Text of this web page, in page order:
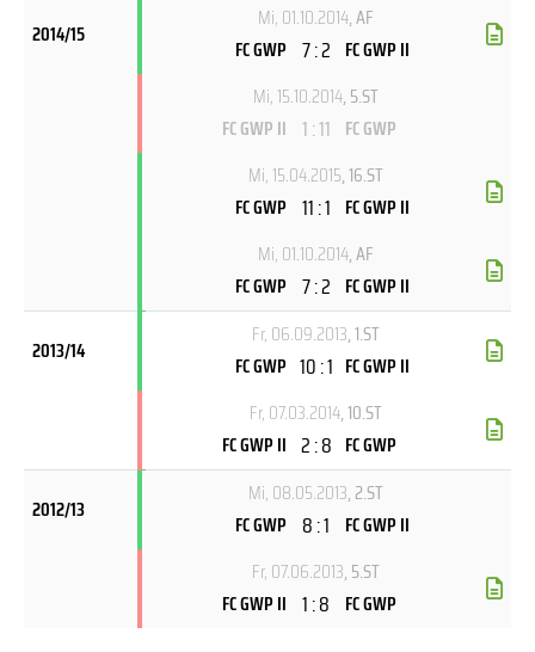
2014/15
Mi, 01.10.2014, AF
FC GWP 7 : 2 FC GWP II
Mi, 15.10.2014, 5.ST
FC GWP II 1 : 11 FC GWP
Mi, 15.04.2015, 16.ST
FC GWP 11 : 1 FC GWP II
Mi, 01.10.2014, AF
FC GWP 7 : 2 FC GWP II
2013/14
Fr, 06.09.2013, 1.ST
FC GWP 10 : 1 FC GWP II
Fr, 07.03.2014, 10.ST
FC GWP II 2 : 8 FC GWP
2012/13
Mi, 08.05.2013, 2.ST
FC GWP 8 : 1 FC GWP II
Fr, 07.06.2013, 5.ST
FC GWP II 1 : 8 FC GWP